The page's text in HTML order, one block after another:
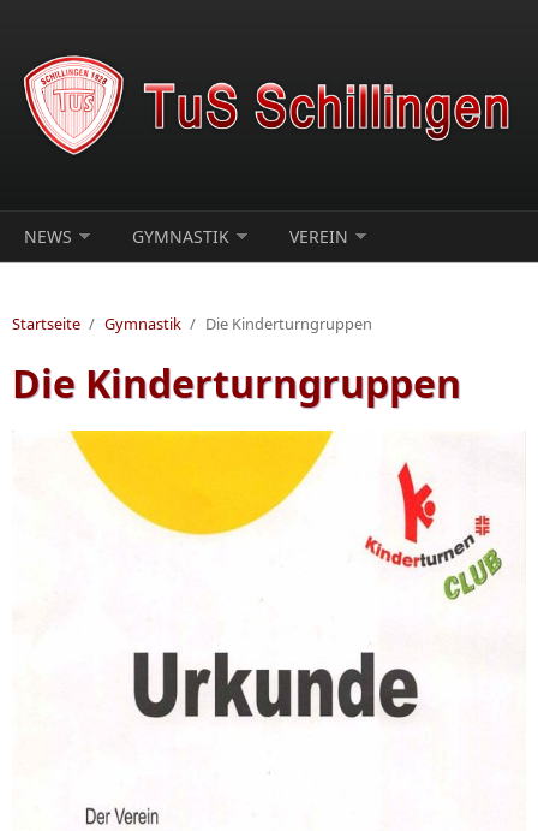
NEWS GYMNASTIK VEREIN
Startseite / Gymnastik / Die Kinderturngruppen
Die Kinderturngruppen